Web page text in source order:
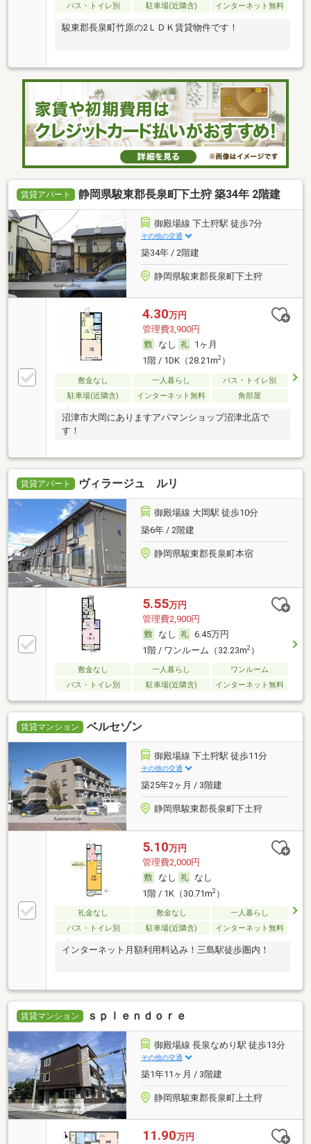
バス・トイレ別
駐車場(近隣含) インターネット無料
駿東郡長泉町竹原の2ＬＤＫ賃貸物件です！
賃貸アパート 静岡県駿東郡長泉町下土狩 築34年 2階建
御殿場線 下土狩駅 徒歩7分
その他の交通
築34年 / 2階建
静岡県駿東郡長泉町下土狩
4.30万円
管理費3,900円
なし
1ヶ月
1階 / 1DK（28.21m2）
敷金なし 一人暮らし
バス・トイレ別
駐車場(近隣含)
インターネット無料 角部屋
沼津市大岡にありますアパマンショップ沼津北店で
す！
賃貸アパート ヴィラージュ ルリ
御殿場線 大岡駅 徒歩10分
築6年 / 2階建
静岡県駿東郡長泉町本宿
5.55万円
管理費2,900円
なし
6.45万円
1階 / ワンルーム（32.23m2）
敷金なし 一人暮らし
ワンルーム
バス・トイレ別
駐車場(近隣含) インターネット無料
賃貸マンション ベルセゾン
御殿場線 下土狩駅 徒歩11分
その他の交通
築25年2ヶ月 / 3階建
静岡県駿東郡長泉町下土狩
5.10万円
管理費2,000円
なし
なし
1階 / 1K（30.71m2）
礼金なし 敷金なし
一人暮らし
バス・トイレ別
駐車場(近隣含) インターネット無料
インターネット月額利用料込み！三島駅徒歩圏内！
賃貸マンション ｓｐｌｅｎｄｏｒｅ
御殿場線 長泉なめり駅 徒歩13分
その他の交通
築1年11ヶ月 / 3階建
静岡県駿東郡長泉町上土狩
11.90万円